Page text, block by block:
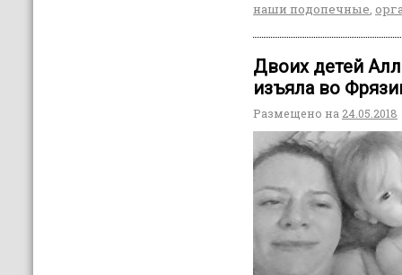
наши подопечные,
Двоих детей
изъяла во
Размещено на 24.05.2018